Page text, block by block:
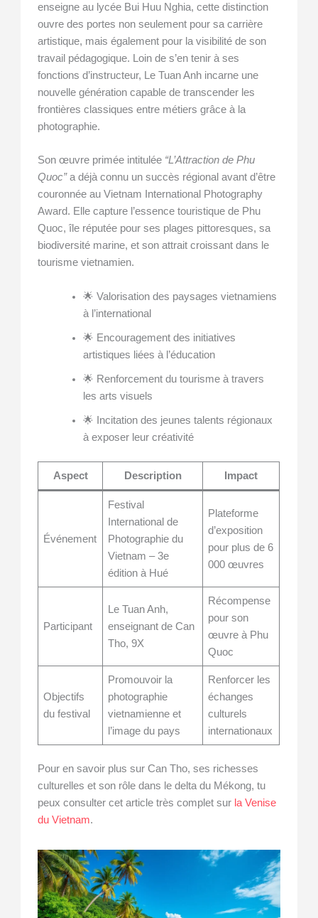
enseigne au lycée Bui Huu Nghia, cette distinction
ouvre des portes non seulement pour sa carrière
artistique, mais également pour la visibilité de son
travail pédagogique. Loin de s’en tenir à ses
fonctions d’instructeur, Le Tuan Anh incarne une
nouvelle génération capable de transcender les
frontières classiques entre métiers grâce à la
photographie.
Son œuvre primée intitulée “L’Attraction de Phu
Quoc”a déjà connu un succès régional avant d’être
couronnée au Vietnam International Photography
Award. Elle capture l’essence touristique de Phu
Quoc, île réputée pour ses plages pittoresques, sa
biodiversité marine, et son attrait croissant dans le
tourisme vietnamien.
🌟 Valorisation des paysages vietnamiens
à l’international
🌟 Encouragement des initiatives
artistiques liées à l’éducation
🌟 Renforcement du tourisme à travers
les arts visuels
🌟 Incitation des jeunes talents régionaux
à exposer leur créativité
Aspect Description Impact
Événement
Festival
International de
Photographie du
Vietnam – 3e
édition à Hué
Plateforme
d’exposition
pour plus de 6
000 œuvres
Participant
Le Tuan Anh,
enseignant de Can
Tho, 9X
Récompense
pour son
œuvre à Phu
Quoc
Objectifs
du festival
Promouvoir la
photographie
vietnamienne et
l’image du pays
Renforcer les
échanges
culturels
internationaux
Pour en savoir plus sur Can Tho, ses richesses
culturelles et son rôle dans le delta du Mékong, tu
peux consulter cet article très complet sur la Venise
du Vietnam.